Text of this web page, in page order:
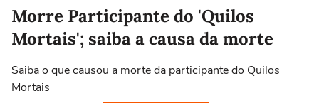
Morre Participante do 'Quilos
Mortais'; saiba a causa da morte
Saiba o que causou a morte da participante do Quilos
Mortais